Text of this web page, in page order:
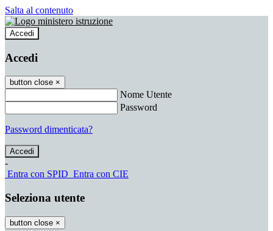
Salta al contenuto
Accedi
Accedi
button close ×
Nome Utente
Password
Password dimenticata?
-
Entra con SPID Entra con CIE
Seleziona utente
button close ×